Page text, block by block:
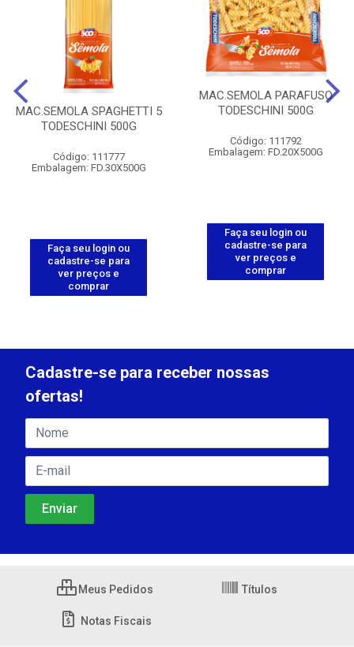
MAC.SEMOLA SPAGHETTI 5
TODESCHINI 500G
Código: 111777
Embalagem: FD.30X500G
Faça seu login ou
cadastre-se para
ver preços e
comprar
MAC.SEMOLA PARAFUSO
TODESCHINI 500G
Código: 111792
Embalagem: FD.20X500G
Faça seu login ou
cadastre-se para
ver preços e
comprar
Cadastre-se para receber nossas
ofertas!
Meus Pedidos Títulos
Notas Fiscais